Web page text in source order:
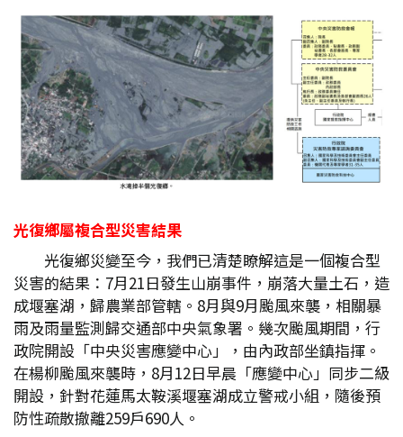
光復鄉屬複合型災害結果
光復鄉災變至今，我們已清楚瞭解這是一個複合型
災害的結果：7月21日發生山崩事件，崩落大量土石，造
成堰塞湖，歸農業部管轄。8月與9月颱風來襲，相關暴
雨及雨量監測歸交通部中央氣象署。幾次颱風期間，行
政院開設「中央災害應變中心」，由內政部坐鎮指揮。
在楊柳颱風來襲時，8月12日早晨「應變中心」同步二級
開設，針對花蓮馬太鞍溪堰塞湖成立警戒小組，隨後預
防性疏散撤離259戶690人。